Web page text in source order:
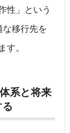
性」という
移行先を
す。
系と将来